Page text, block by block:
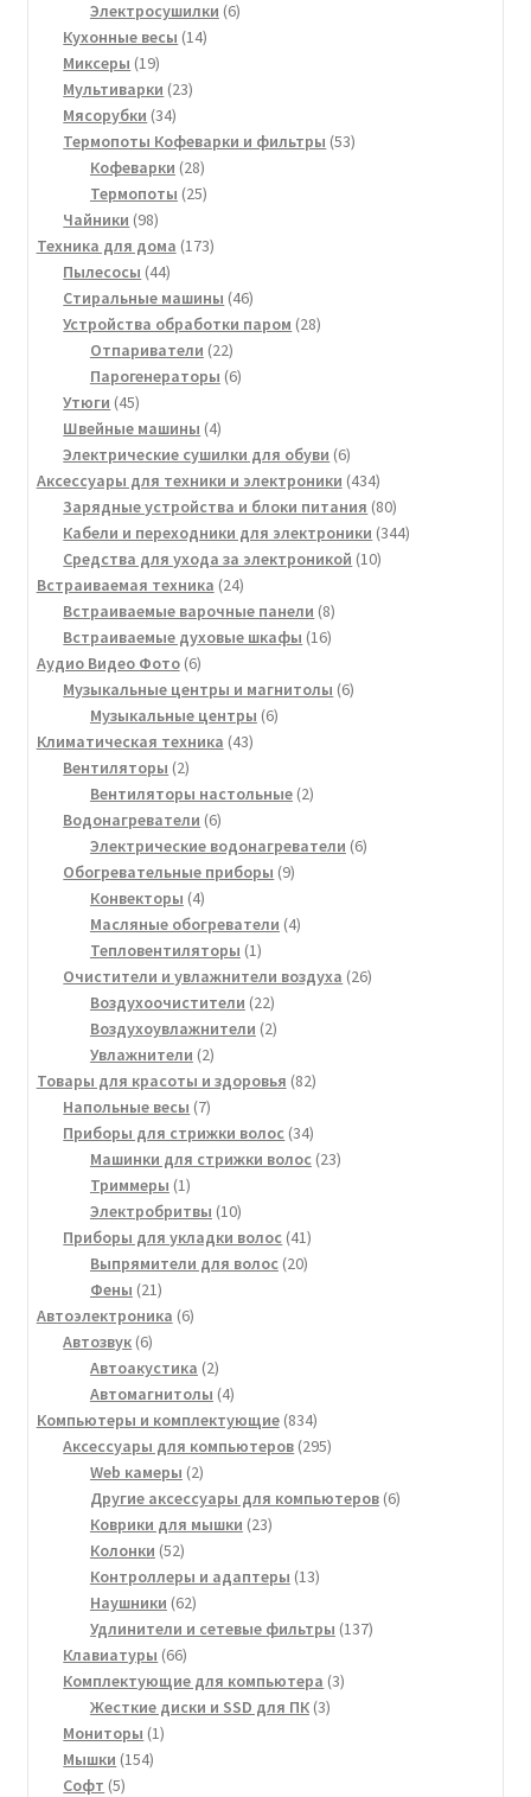
товаров
Электросушилки 66
Кухонные весы 1414
Миксеры 1919
товаров
Мультиварки 2323
Мясорубки 3434
товара
Термопоты Кофеварки и фильтры 5353
Кофеварки 2828
товаров
Термопоты 2525
Чайники 9898
товаров
Техника для дома 173173
Пылесосы 4444
товара
Стиральные машины 4646
товаров
Устройства обработки паром 2828
Отпариватели 2222
товара
Парогенераторы 66
Утюги 4545
товаров
Швейные машины 44
товара
Электрические сушилки для обуви 66
товаров
Аксессуары для техники и электроники 434434
товара
Зарядные устройства и блоки питания 8080
товаров
Кабели и переходники для электроники 344344
Средства для ухода за электроникой 1010
Встраиваемая техника 2424
товара
Встраиваемые варочные панели 88
товаров
Встраиваемые духовые шкафы 1616
Аудио Видео Фото 66
товаров
Музыкальные центры и магнитолы 66
Музыкальные центры 66
Климатическая техника 4343
Вентиляторы 22
товара
Вентиляторы настольные 22
Водонагреватели 66
товаров
Электрические водонагреватели 66
Обогревательные приборы 99
Конвекторы 44
товара
Масляные обогреватели 44
Тепловентиляторы 11
товар
Очистители и увлажнители воздуха 2626
Воздухоочистители 2222
товара
Воздухоувлажнители 22
Увлажнители 22
товара
Товары для красоты и здоровья 8282
Напольные весы 77
товаров
Приборы для стрижки волос 3434
товара
Машинки для стрижки волос 2323
Триммеры 11
товар
Электробритвы 1010
товаров
Приборы для укладки волос 4141
товар
Выпрямители для волос 2020
Фены 2121
товар
Автоэлектроника 66
Автозвук 66
товаров
Автоакустика 22
товара
Автомагнитолы 44
товара
Компьютеры и комплектующие 834834
товара
Аксессуары для компьютеров 295295
Web камеры 22
товара
Другие аксессуары для компьютеров 66
Коврики для мышки 2323
Колонки 5252
товара
Контроллеры и адаптеры 1313
Наушники 6262
товара
Удлинители и сетевые фильтры 137137
Клавиатуры 6666
товаров
Комплектующие для компьютера 33
Жесткие диски и SSD для ПК 33
Мониторы 11
Мышки 154154
Софт 55